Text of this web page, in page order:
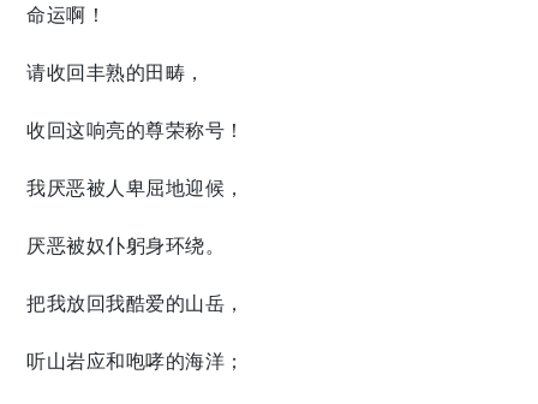
命运啊！
请收回丰熟的田畴，
收回这响亮的尊荣称号！
我厌恶被人卑屈地迎候，
厌恶被奴仆躬身环绕。
把我放回我酷爱的山岳，
听山岩应和咆哮的海洋；